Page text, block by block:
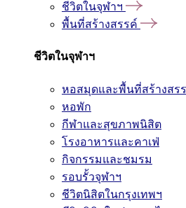
ชีวิตในจุฬาฯ
พื้นที่สร้างสรรค์
ชีวิตในจุฬาฯ
หอสมุดและพื้นที่สร้างสร
หอพัก
กีฬาและสุขภาพนิสิต
โรงอาหารและคาเฟ่
กิจกรรมและชมรม
รอบรั้วจุฬาฯ
ชีวิตนิสิตในกรุงเทพฯ